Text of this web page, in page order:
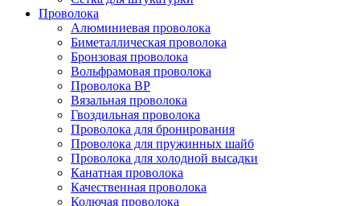
Проволока
Алюминиевая проволока
Биметаллическая проволока
Бронзовая проволока
Вольфрамовая проволока
Проволока ВР
Вязальная проволока
Гвоздильная проволока
Проволока для бронирования
Проволока для пружинных шайб
Проволока для холодной высадки
Канатная проволока
Качественная проволока
Колючая проволока